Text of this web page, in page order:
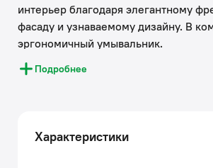
интерьер благодаря элегантному
фасаду и узнаваемому дизайну. В
эргономичный умывальник.
• Два просторных выдвижных ящика
производства. Ограничитель под
ящике позволяет эффективнее
Подробнее
Характеристики